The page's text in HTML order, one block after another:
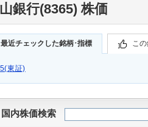
銀行(8365) 株価
最近チェックした銘柄･指標 こ
東証)